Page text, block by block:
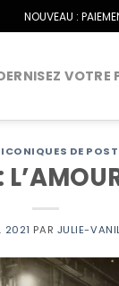
NOUVEAU :
VOTRE
DE
2021 PAR JULIE-